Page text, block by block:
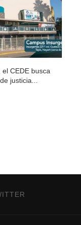
CEDE busca
justicia...